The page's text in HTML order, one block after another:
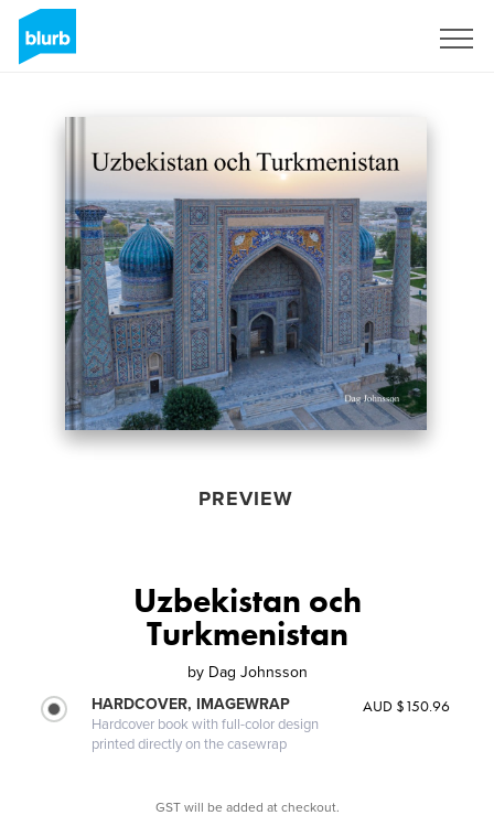
PREVIEW
Uzbekistan och
Turkmenistan
by Dag Johnsson
HARDCOVER, IMAGEWRAP
Hardcover book with full-color design
printed directly on the casewrap
AUD $150.96
GST will be added at checkout.